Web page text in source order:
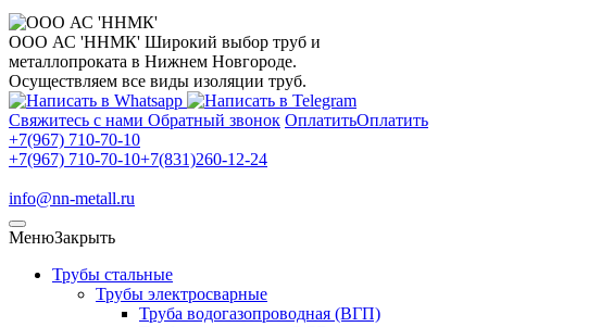
ООО АС 'ННМК' Широкий выбор труб и
металлопроката в Нижнем Новгороде.
Осуществляем все виды изоляции труб.
Свяжитесь с нами Обратный звонок ОплатитьОплатить
+7(967) 710-70-10
+7(967) 710-70-10+7(831)260-12-24
info@nn-metall.ru
МенюЗакрыть
Трубы стальные
Трубы электросварные
Труба водогазопроводная (ВГП)